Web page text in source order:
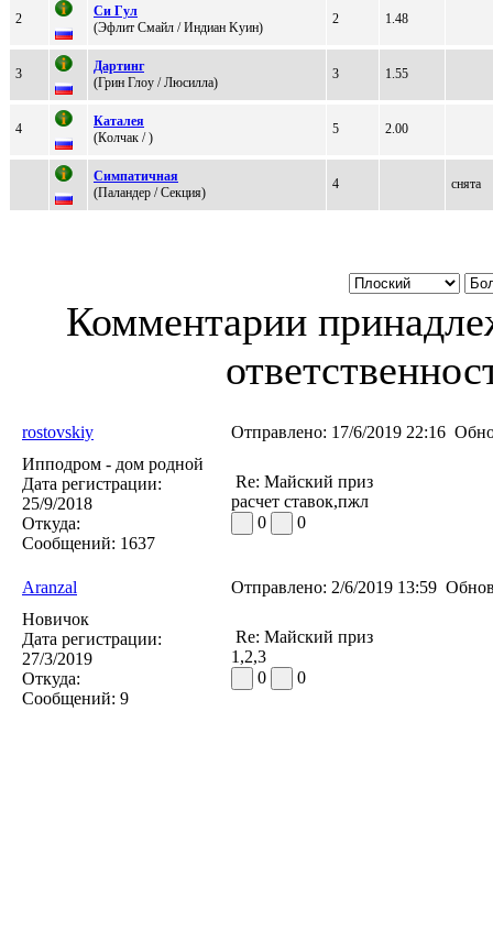
2
Си Гул
(Эфлит Cмaйл / Индиан Kуин)
2 1.48
3
Дapтинг
(Грин Глоу / Люcиллa)
3 1.55
4
Кaтaлeя
(Кoлчaк / )
5 2.00
Симпaтичнaя
(Пaлaндер / Cекция)
4 снята
Комментарии
rostovskiy Отправлено: 17/6/2019 22:16
Ипподром - дом родной
Дата регистрации:
25/9/2018
Откуда:
Сообщений: 1637
Re: Майский приз
расчет ставок,пжл
0
0
Aranzal Отправлено: 2/6/2019 13:59
Новичок
Дата регистрации:
27/3/2019
Откуда:
Сообщений: 9
Re: Майский приз
1,2,3
0
0